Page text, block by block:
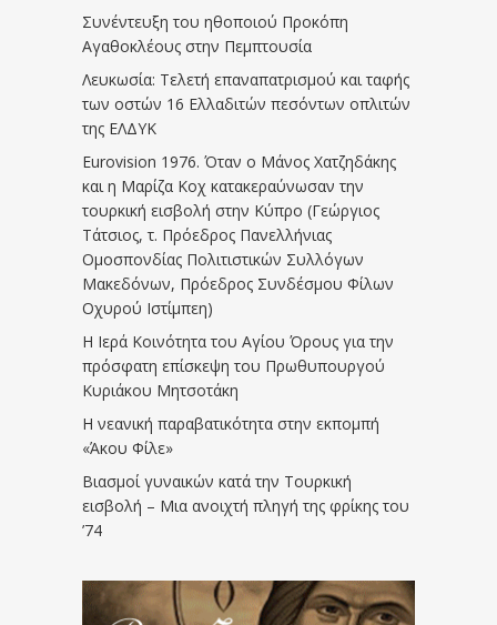
Συνέντευξη του ηθοποιού Προκόπη
Αγαθοκλέους στην Πεμπτουσία
Λευκωσία: Τελετή επαναπατρισμού και ταφής
των οστών 16 Ελλαδιτών πεσόντων οπλιτών
της ΕΛΔΥΚ
Eurovision 1976. Όταν ο Μάνος Χατζηδάκης
και η Μαρίζα Κοχ κατακεραύνωσαν την
τουρκική εισβολή στην Κύπρο (Γεώργιος
Τάτσιος, τ. Πρόεδρος Πανελλήνιας
Ομοσπονδίας Πολιτιστικών Συλλόγων
Μακεδόνων, Πρόεδρος Συνδέσμου Φίλων
Οχυρού Ιστίμπεη)
Η Ιερά Κοινότητα του Αγίου Όρους για την
πρόσφατη επίσκεψη του Πρωθυπουργού
Κυριάκου Μητσοτάκη
Η νεανική παραβατικότητα στην εκπομπή
«Άκου Φίλε»
Βιασμοί γυναικών κατά την Τουρκική
εισβολή – Μια ανοιχτή πληγή της φρίκης του
’74